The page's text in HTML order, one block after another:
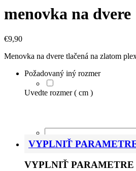
menovka na dvere
€9,90
Menovka na dvere tlačená na zlatom
Požadovaný iný rozmer
Uvedte rozmer ( cm )
VYPLNIŤ
VYPLNIŤ